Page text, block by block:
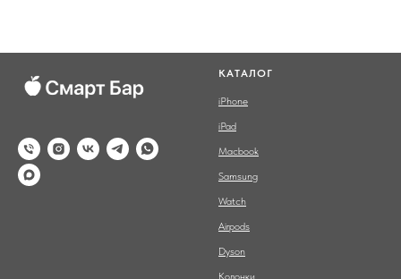
КАТАЛОГ
iPhone
iPad
Macbook
Samsung
Watch
Airpods
Dyson
Колонки